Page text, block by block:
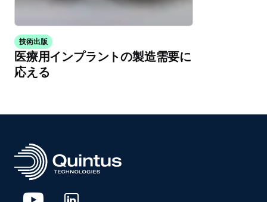
技術出版
医療用インプラントの製造需要に
応える